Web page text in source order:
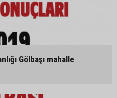
Gölbaşı mahalle